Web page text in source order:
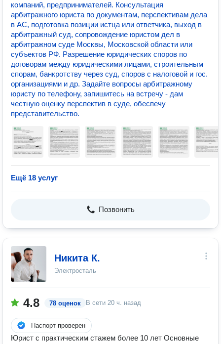
компаний, предпринимателей. Консультация
арбитражного юриста по документам, перспективам дела
в АС, подготовка позиции истца или ответчика, выход в
арбитражный суд, сопровождение юристом дел в
арбитражном суде Москвы, Московской области или
субъектов РФ. Разрешение юридических споров по
договорам между юридическими лицами, строительным
спорам, банкротству через суд, споров с налоговой и гос.
организациями и др. Задайте вопросы арбитражному
юристу по телефону, запишитесь на встречу - дам
честную оценку перспектив в суде, обеспечу
представительство.
Ещё 18 услуг
Позвонить
Никита К.
Электросталь
4.8 78 оценок В сети 20 ч. назад
Паспорт проверен
Юрист с практическим стажем более 10 лет Основные